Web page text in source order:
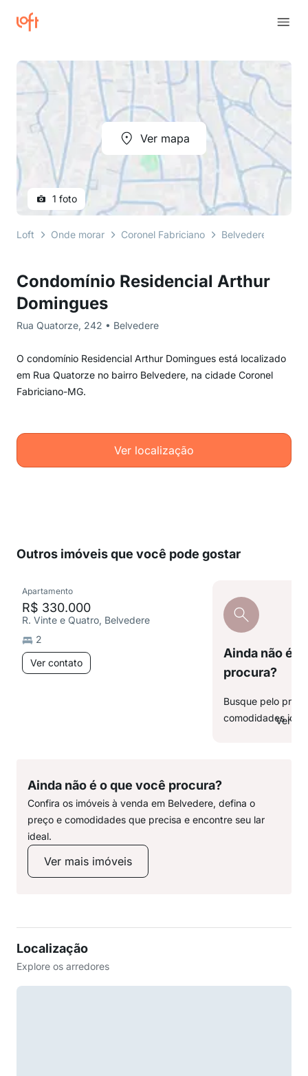
Condomínio Residencial Arthur
Domingues
Rua Quatorze, 242 • Belvedere
O condomínio Residencial Arthur Domingues está localizado
em Rua Quatorze no bairro Belvedere, na cidade Coronel
Fabriciano-MG.
Ver localização
Ver mapa
1 foto
Loft Onde morar Coronel Fabriciano Belvedere
Outros imóveis que você pode gostar
Apartamento
R$ 330.000
R. Vinte e Quatro, Belvedere
2
Ver contato
Ainda não é
procura?
Busque pelo
comodidadesVer
Ainda não é o que você procura?
Confira os imóveis à venda em Belvedere, defina o
preço e comodidades que precisa e encontre seu lar
ideal.
Ver mais imóveis
Localização
Explore os arredores